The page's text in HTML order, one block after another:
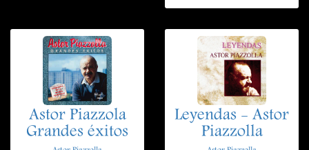
Astor Piazzola
Grandes éxitos
Leyendas - Astor
Piazzolla